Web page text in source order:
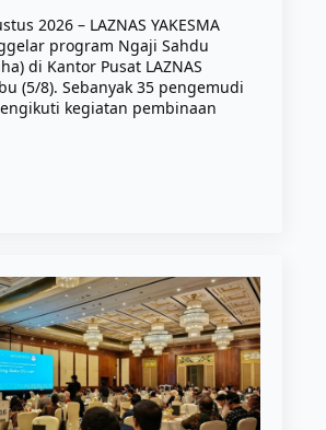
2026 – LAZNAS YAKESMA
program Ngaji Sahdu
di Kantor Pusat LAZNAS
(5/8). Sebanyak 35 pengemudi
kegiatan pembinaan